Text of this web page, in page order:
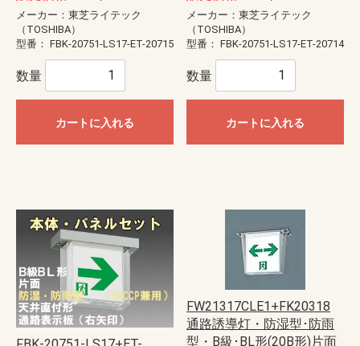
メーカー：東芝ライテック
（TOSHIBA）
型番： FBK-20751-LS17-ET-20715
数量
カートに入れる
メーカー：東芝ライテック
（TOSHIBA）
型番： FBK-20751-LS17-ET-20714
数量
カートに入れる
FW21317CLE1+FK20318
通路誘導灯・防湿型･防雨
型・B級･BL形(20B形)片面